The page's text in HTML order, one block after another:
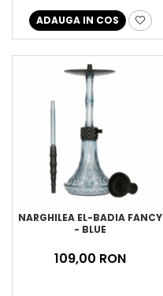
ADAUGA IN COS
NARGHILEA EL-BADIA FANCY
- BLUE
109,00 RON